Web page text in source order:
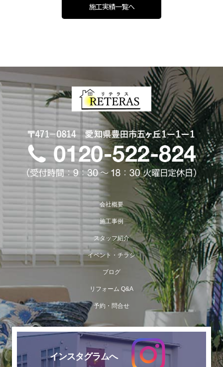
施工実績一覧へ
会社概要
施工事例
スタッフ紹介
イベント・チラシ
ブログ
リフォーム Q&A
予約・問合せ
インスタグラムへ